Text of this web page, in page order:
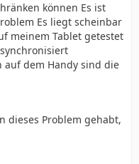
können Es ist
Es liegt scheinbar
meinem Tablet getestet
auf dem Handy sind die
dieses Problem gehabt,